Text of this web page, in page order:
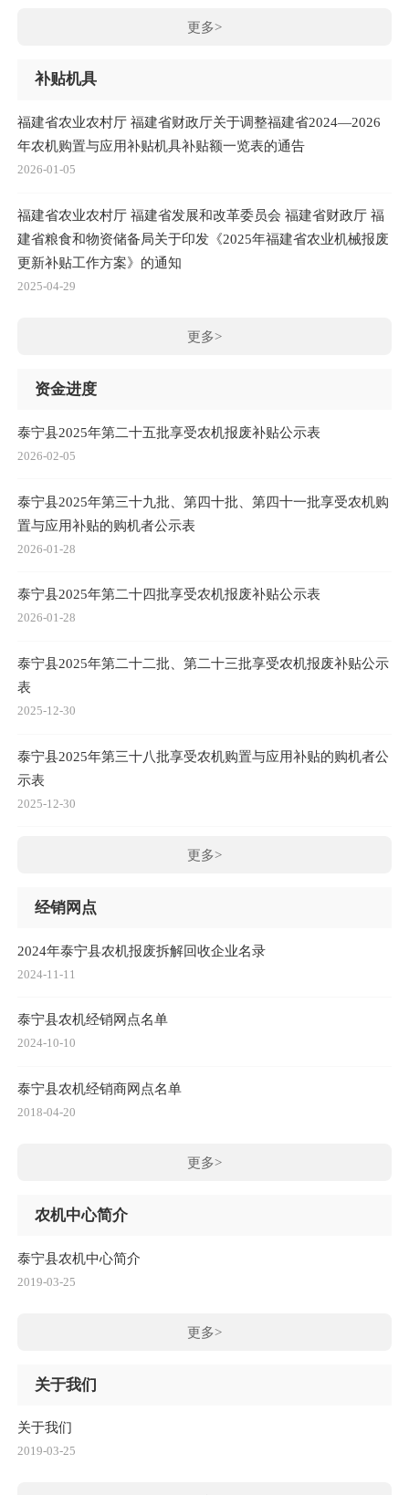
更多>
补贴机具
福建省农业农村厅 福建省财政厅关于调整福建省2024—2026
年农机购置与应用补贴机具补贴额一览表的通告
2026-01-05
福建省农业农村厅 福建省发展和改革委员会 福建省财政厅 福
建省粮食和物资储备局关于印发《2025年福建省农业机械报废
更新补贴工作方案》的通知
2025-04-29
更多>
资金进度
泰宁县2025年第二十五批享受农机报废补贴公示表
2026-02-05
泰宁县2025年第三十九批、第四十批、第四十一批享受农机购
置与应用补贴的购机者公示表
2026-01-28
泰宁县2025年第二十四批享受农机报废补贴公示表
2026-01-28
泰宁县2025年第二十二批、第二十三批享受农机报废补贴公示
表
2025-12-30
泰宁县2025年第三十八批享受农机购置与应用补贴的购机者公
示表
2025-12-30
更多>
经销网点
2024年泰宁县农机报废拆解回收企业名录
2024-11-11
泰宁县农机经销网点名单
2024-10-10
泰宁县农机经销商网点名单
2018-04-20
更多>
农机中心简介
泰宁县农机中心简介
2019-03-25
更多>
关于我们
关于我们
2019-03-25